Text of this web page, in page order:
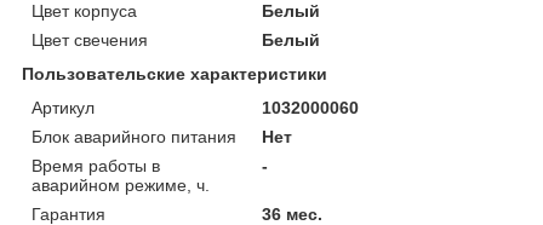
Цвет корпуса
Белый
Цвет свечения
Белый
Пользовательские характеристики
Артикул
1032000060
Блок аварийного питания
Нет
Время работы в
аварийном режиме, ч.
-
Гарантия
36 мес.